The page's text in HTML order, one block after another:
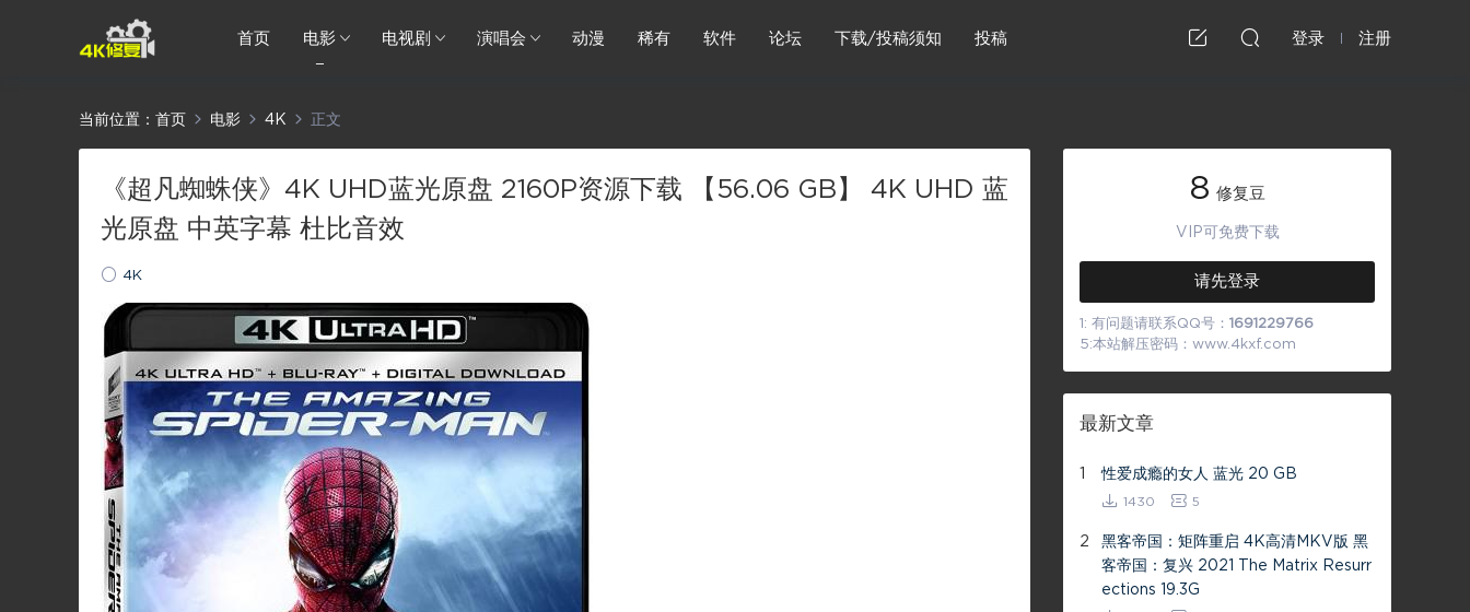
首页 电影 电视剧 演唱会 动漫 稀有 软件 论坛 下载/投稿须知 投稿 登录 注册
当前位置： 首页 电影 4K 正文
《超凡蜘蛛侠》4K UHD蓝光原盘 2160P资源下载 【56.06 GB】 4K UHD 蓝
光原盘 中英字幕 杜比音效
4K
8 修复豆
VIP可免费下载
请先登录
1: 有问题请联系QQ号： 1691229766
5:本站解压密码：www.4kxf.com
最新文章
1 性爱成瘾的女人 蓝光 20 GB
1430 5
2
黑客帝国：矩阵重启 4K高清MKV版 黑
客帝国：复兴 2021 The Matrix Resurr
ections 19.3G